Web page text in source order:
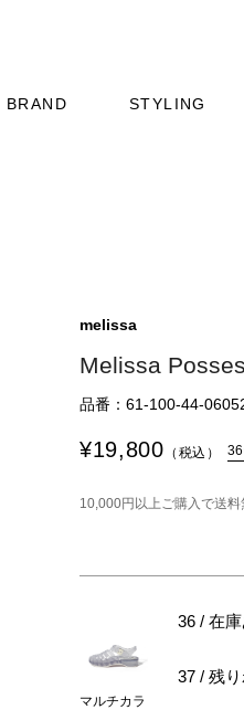
BRAND STYLING
melissa
Melissa
品番：61-100-44-
¥19,800 （税込）
10,000円以上ご購入で送料
マルチカラ
36 / 在庫
37 / 残